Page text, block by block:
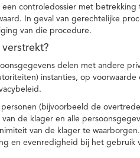
controledossier met
In geval van gerechtelijke
van die procedure.
delen met andere
instanties, op
(bijvoorbeeld de
de klager en alle
van de klager te
en evenredigheid bij het gebruik